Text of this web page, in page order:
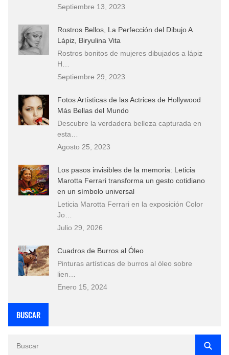
Septiembre 13, 2023
Rostros Bellos, La Perfección del Dibujo A
Lápiz, Biryulina Vita
Rostros bonitos de mujeres dibujados a lápiz
H…
Septiembre 29, 2023
Fotos Artísticas de las Actrices de Hollywood
Más Bellas del Mundo
Descubre la verdadera belleza capturada en
esta…
Agosto 25, 2023
Los pasos invisibles de la memoria: Leticia
Marotta Ferrari transforma un gesto cotidiano
en un símbolo universal
Leticia Marotta Ferrari en la exposición Color
Jo…
Julio 29, 2026
Cuadros de Burros al Óleo
Pinturas artísticas de burros al óleo sobre
lien…
Enero 15, 2024
BUSCAR